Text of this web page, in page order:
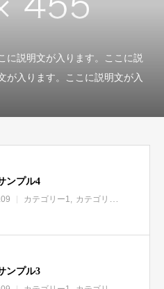
に説明文が入ります。ここに説
が入ります。ここに説明文が入
ンプル4
カテゴリー1 カテゴリー2
ンプル3